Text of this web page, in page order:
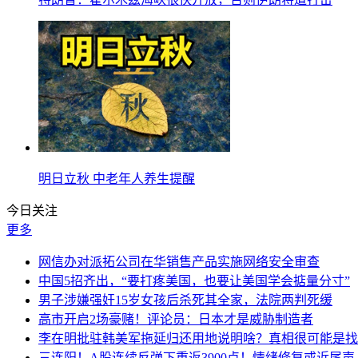
明日立秋 中老年人养生提醒
今日关注
更多
网信办对派拓公司在华销售产品实施网络安全审查
中国5招齐出，“要打疼美国，也要让美国学会掂量分寸”
男子涉嫌强奸15岁女孩后杀死其全家，法院两判死缓
高市开启2场豪赌！评论员：日本才是威胁制造者
李在明批驻韩美军拖延归还用地说明啥？真相很可能是